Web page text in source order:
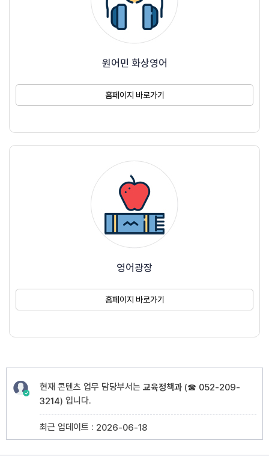
원어민 화상영어
홈페이지 바로가기
영어광장
홈페이지 바로가기
현재 콘텐츠 업무 담당부서는 교육정책과 (☎ 052-209-
3214) 입니다.
최근 업데이트 : 2026-06-18